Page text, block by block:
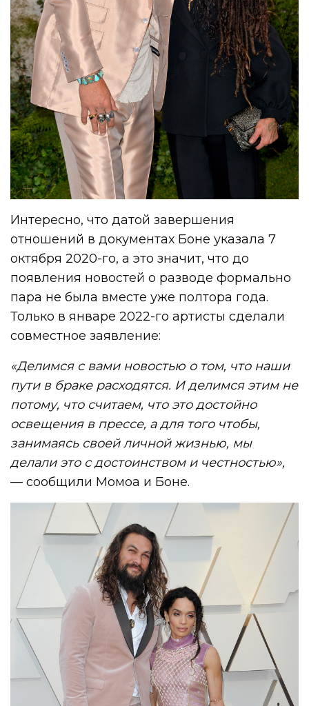
Интересно, что датой завершения
отношений в документах Боне указала 7
октября 2020-го, а это значит, что до
появления новостей о разводе формально
пара не была вместе уже полтора года.
Только в январе 2022-го артисты сделали
совместное заявление:
«Делимся с вами новостью о том, что наши
пути в браке расходятся. И делимся этим не
потому, что считаем, что это достойно
освещения в прессе, а для того чтобы,
занимаясь своей личной жизнью, мы
делали это с достоинством и честностью»,
— сообщили Момоа и Боне.